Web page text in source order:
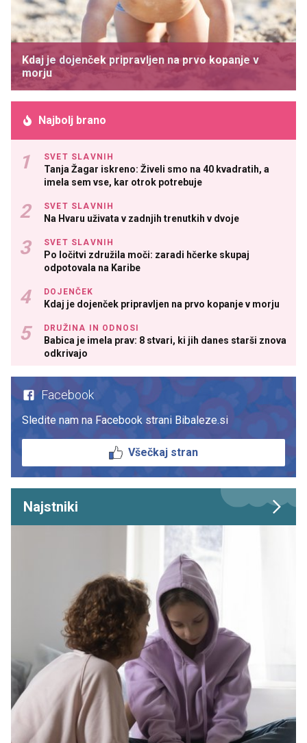
Kdaj je dojenček pripravljen na prvo kopanje v
morju
Najbolj brano
SVET SLAVNIH
Tanja Žagar iskreno: Živeli smo na 40 kvadratih, a
imela sem vse, kar otrok potrebuje
SVET SLAVNIH
Na Hvaru uživata v zadnjih trenutkih v dvoje
SVET SLAVNIH
Po ločitvi združila moči: zaradi hčerke skupaj
odpotovala na Karibe
DOJENČEK
Kdaj je dojenček pripravljen na prvo kopanje v morju
DRUŽINA IN ODNOSI
Babica je imela prav: 8 stvari, ki jih danes starši znova
odkrivajo
Facebook
Sledite nam na Facebook strani Bibaleze.si
Všečkaj stran
Najstniki